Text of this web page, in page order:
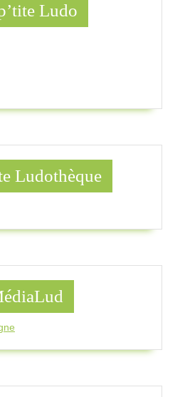
Ludo
Ludothèque